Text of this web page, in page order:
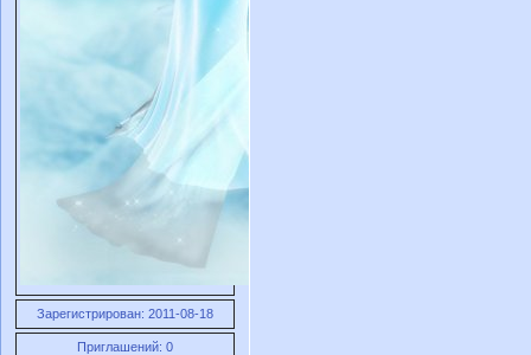
Зарегистрирован: 2011-08-18
Приглашений: 0